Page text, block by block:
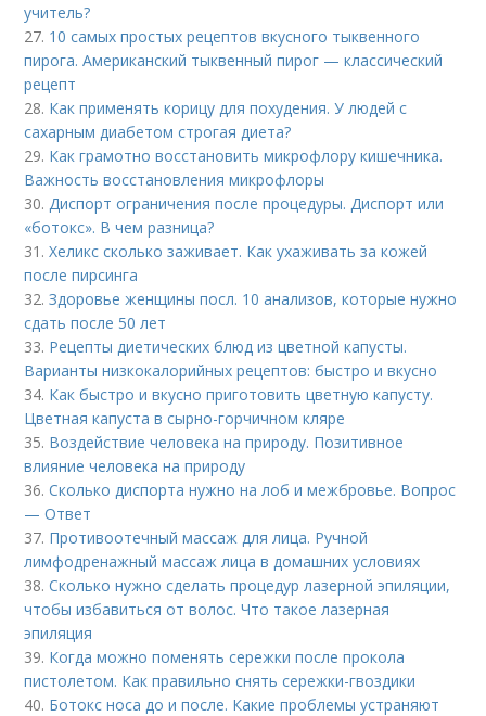
учитель?
27. 10 самых простых рецептов вкусного тыквенного
пирога. Американский тыквенный пирог — классический
рецепт
28. Как применять корицу для похудения. У людей с
сахарным диабетом строгая диета?
29. Как грамотно восстановить микрофлору кишечника.
Важность восстановления микрофлоры
30. Диспорт ограничения после процедуры. Диспорт или
«ботокс». В чем разница?
31.Хеликс сколько заживает. Как ухаживать за кожей
после пирсинга
32.Здоровье женщины посл. 10 анализов, которые нужно
сдать после 50 лет
33. Рецепты диетических блюд из цветной капусты.
Варианты низкокалорийных рецептов: быстро и вкусно
34. Как быстро и вкусно приготовить цветную капусту.
Цветная капуста в сырно-горчичном кляре
35. Воздействие человека на природу. Позитивное
влияние человека на природу
36.Сколько диспорта нужно на лоб и межбровье. Вопрос
— Ответ
37. Противоотечный массаж для лица. Ручной
лимфодренажный массаж лица в домашних условиях
38.Сколько нужно сделать процедур лазерной эпиляции,
чтобы избавиться от волос. Что такое лазерная
эпиляция
39. Когда можно поменять сережки после прокола
пистолетом. Как правильно снять сережки-гвоздики
40. Ботокс носа до и после. Какие проблемы устраняют